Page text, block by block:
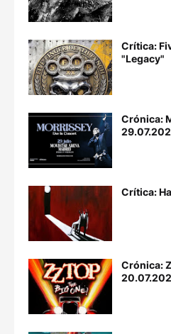
Crítica:
"Legacy"
Crónica:
Crítica:
Crónica: